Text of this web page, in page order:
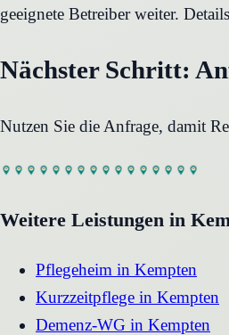
geeignete Betreiber weiter.
Nächster Schritt:
Nutzen Sie die Anfrage, damit
Weitere Leistungen in
Pflegeheim in Kempten
Kurzzeitpflege in Kempten
Demenz-WG in Kempten